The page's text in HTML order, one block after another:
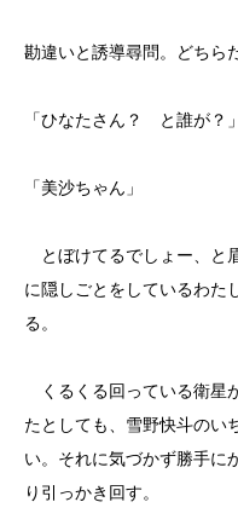
勘違いと誘導尋問。どちら
「ひなたさん？ と誰が？」
「美沙ちゃん」
とぼけてるでしょー、と
に隠しごとをしているわた
る。
くるくる回っている衛星
たとしても、雪野快斗のい
い。それに気づかず勝手に
り引っかき回す。